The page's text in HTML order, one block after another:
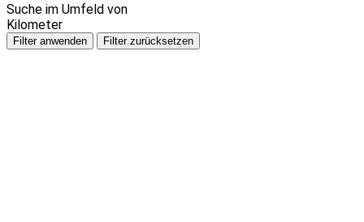
Suche im Umfeld von
Kilometer
Filter anwenden Filter zurücksetzen